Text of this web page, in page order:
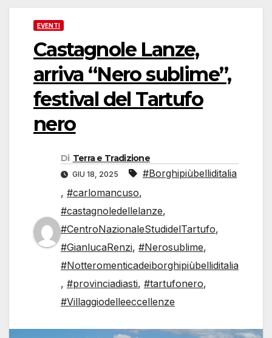
EVENTI
Castagnole Lanze,
arriva “Nero sublime”,
festival del Tartufo
nero
Di Terra e Tradizione
GIU 18, 2025
#Borghipiùbelliditalia
, #carlomancuso,
#castagnoledellelanze,
#CentroNazionaleStudidelTartufo,
#GianlucaRenzi, #Nerosublime,
#Notteromenticadeiborghipiùbelliditalia
, #provinciadiasti, #tartufonero,
#Villaggiodelleeccellenze